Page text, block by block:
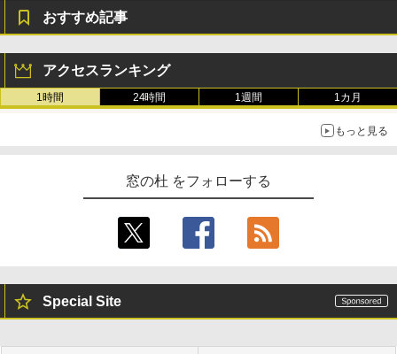
おすすめ記事
アクセスランキング
1時間 24時間 1週間 1カ月
もっと見る
窓の杜 をフォローする
Special Site